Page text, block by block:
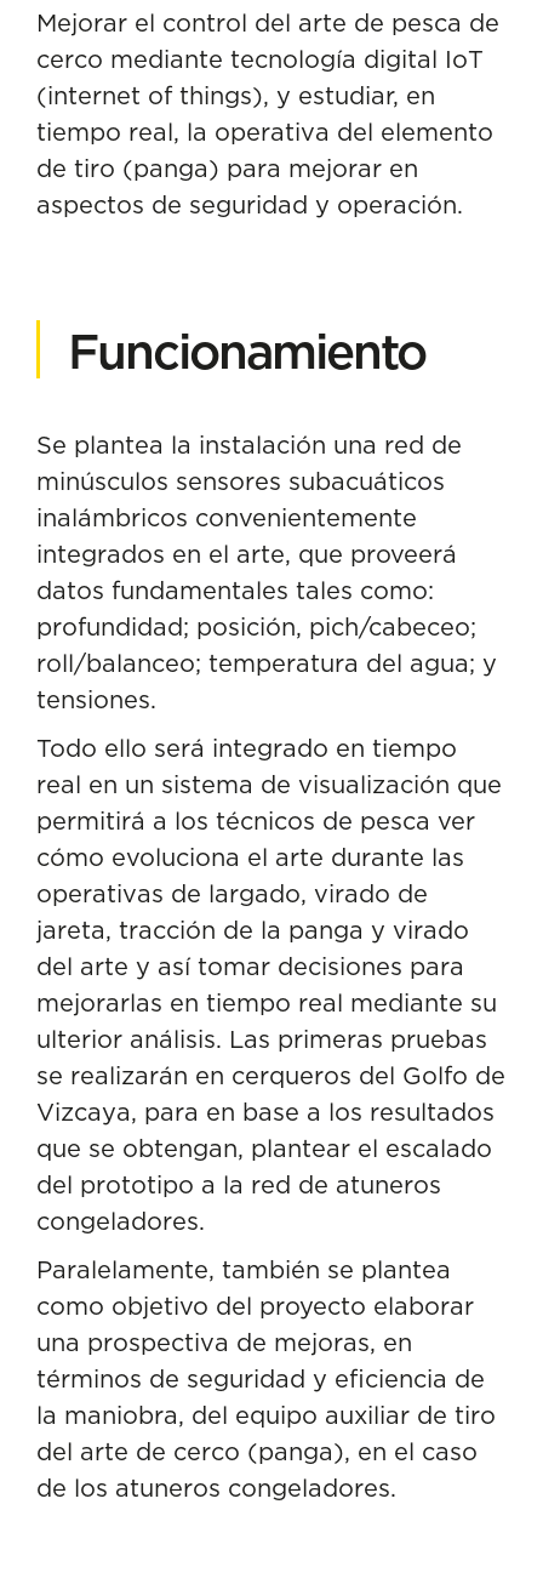
Mejorar el control del arte de pesca de
cerco mediante tecnología digital IoT
(internet of things), y estudiar, en
tiempo real, la operativa del elemento
de tiro (panga) para mejorar en
aspectos de seguridad y operación.
Funcionamiento
Se plantea la instalación una red de
minúsculos sensores subacuáticos
inalámbricos convenientemente
integrados en el arte, que proveerá
datos fundamentales tales como:
profundidad; posición, pich/cabeceo;
roll/balanceo; temperatura del agua; y
tensiones.
Todo ello será integrado en tiempo
real en un sistema de visualización que
permitirá a los técnicos de pesca ver
cómo evoluciona el arte durante las
operativas de largado, virado de
jareta, tracción de la panga y virado
del arte y así tomar decisiones para
mejorarlas en tiempo real mediante su
ulterior análisis. Las primeras pruebas
se realizarán en cerqueros del Golfo de
Vizcaya, para en base a los resultados
que se obtengan, plantear el escalado
del prototipo a la red de atuneros
congeladores.
Paralelamente, también se plantea
como objetivo del proyecto elaborar
una prospectiva de mejoras, en
términos de seguridad y eficiencia de
la maniobra, del equipo auxiliar de tiro
del arte de cerco (panga), en el caso
de los atuneros congeladores.